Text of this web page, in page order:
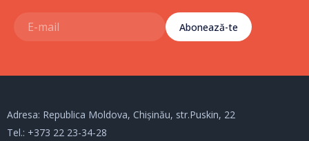
Abonează-te
Adresa: Republica Moldova, Chișinău, str.Puskin, 22
Tel.: +373 22 23-34-28